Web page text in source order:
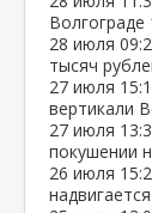
Волгограде
28 июля
тысяч
27 июля
вертикали
27 июля
покушении
26 июля